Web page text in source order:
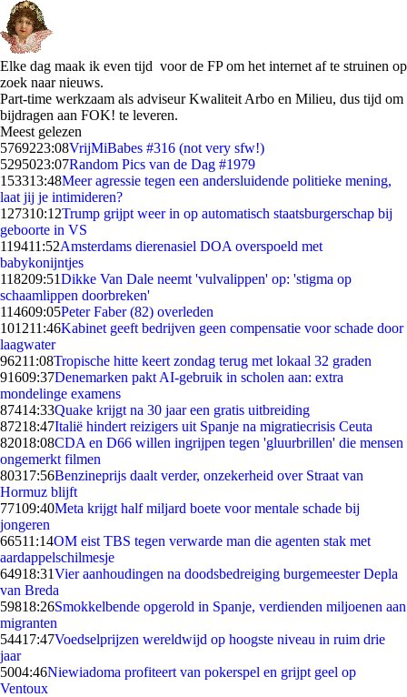
Elke dag maak ik even tijd voor de FP om het internet af te struinen op
zoek naar nieuws.
Part-time werkzaam als adviseur Kwaliteit Arbo en Milieu, dus tijd om
bijdragen aan FOK! te leveren.
Meest gelezen
5769223:08VrijMiBabes #316 (not very sfw!)
5295023:07Random Pics van de Dag #1979
153313:48Meer agressie tegen een andersluidende politieke mening,
laat jij je intimideren?
127310:12Trump grijpt weer in op automatisch staatsburgerschap bij
geboorte in VS
119411:52Amsterdams dierenasiel DOA overspoeld met
babykonijntjes
118209:51Dikke Van Dale neemt 'vulvalippen' op: 'stigma op
schaamlippen doorbreken'
114609:05Peter Faber (82) overleden
101211:46Kabinet geeft bedrijven geen compensatie voor schade door
laagwater
96211:08Tropische hitte keert zondag terug met lokaal 32 graden
91609:37Denemarken pakt AI-gebruik in scholen aan: extra
mondelinge examens
87414:33Quake krijgt na 30 jaar een gratis uitbreiding
87218:47Italië hindert reizigers uit Spanje na migratiecrisis Ceuta
82018:08CDA en D66 willen ingrijpen tegen 'gluurbrillen' die mensen
ongemerkt filmen
80317:56Benzineprijs daalt verder, onzekerheid over Straat van
Hormuz blijft
77109:40Meta krijgt half miljard boete voor mentale schade bij
jongeren
66511:14OM eist TBS tegen verwarde man die agenten stak met
aardappelschilmesje
64918:31Vier aanhoudingen na doodsbedreiging burgemeester Depla
van Breda
59818:26Smokkelbende opgerold in Spanje, verdienden miljoenen aan
migranten
54417:47Voedselprijzen wereldwijd op hoogste niveau in ruim drie
jaar
5004:46Niewiadoma profiteert van pokerspel en grijpt geel op
Ventoux